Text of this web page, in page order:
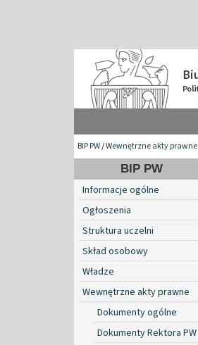
BIP PW/Wewnętrzne akty prawne
BIP PW
Informacje ogólne
Ogłoszenia
Struktura uczelni
Skład osobowy
Władze
Wewnętrzne akty prawne
Dokumenty ogólne
Dokumenty Rektora PW